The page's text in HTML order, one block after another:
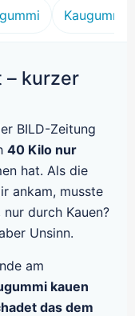
Kaugummi
– kurzer
BILD-Zeitung
40 Kilo nur
Als die
ankam, musste
Unsinn.
am
kauen
das dem